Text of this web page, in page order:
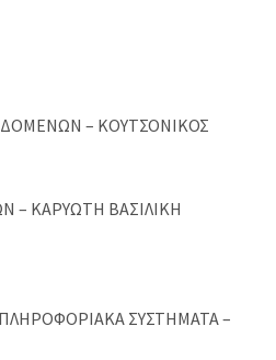
– ΚΟΥΤΣΟΝΙΚΟΣ
– ΚΑΡΥΩΤΗ ΒΑΣΙΛΙΚΗ
ΠΛΗΡΟΦΟΡΙΑΚΑ ΣΥΣΤΗΜΑΤΑ –